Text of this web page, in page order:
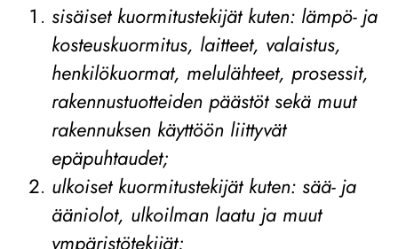
sisäiset kuormitustekijät kuten: lämpö-​ ja
kosteuskuormitus, laitteet, valaistus,
henkilökuormat, melulähteet, prosessit,
rakennustuotteiden päästöt sekä muut
rakennuksen käyttöön liittyvät
epäpuhtaudet;
ulkoiset kuormitustekijät kuten: sää- ja
ääniolot, ulkoilman laatu ja muut
ympäristötekijät;